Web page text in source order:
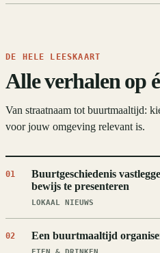
DE HELE LEESKAART
Alle verhalen op
Van straatnaam tot buurtmaaltijd:
voor jouw omgeving relevant is.
01
Buurtgeschiedenis
bewijs te presenteren
LOKAAL NIEUWS
02 Een buurtmaaltijd